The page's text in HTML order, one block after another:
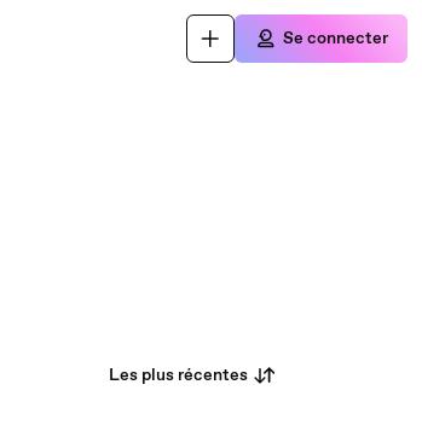
Se connecter
Les plus récentes